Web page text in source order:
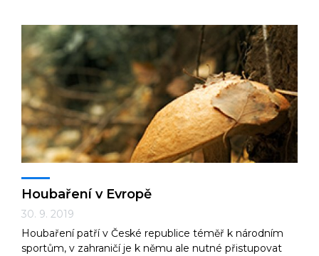
Houbaření v Evropě
30. 9. 2019
Houbaření patří v České republice téměř k národním
sportům, v zahraničí je k němu ale nutné přistupovat